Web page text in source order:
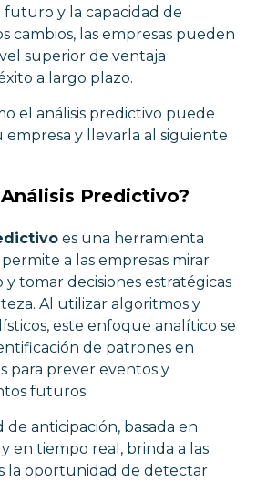
futuro y la capacidad de
cambios, las empresas pueden
superior de ventaja
a largo plazo.
el análisis predictivo puede
y llevarla al siguiente
Predictivo?
es una herramienta
a las empresas mirar
tomar decisiones estratégicas
Al utilizar algoritmos y
este enfoque analítico se
de patrones en
para prever eventos y
futuros.
de anticipación, basada en
en tiempo real, brinda a las
la oportunidad de detectar